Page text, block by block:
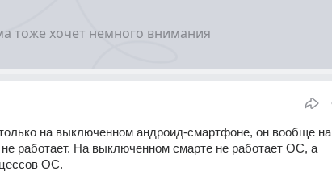
на выключенном андроид-смартфоне, он вообще на
работает. На выключенном смарте не работает ОС, а
ОС.